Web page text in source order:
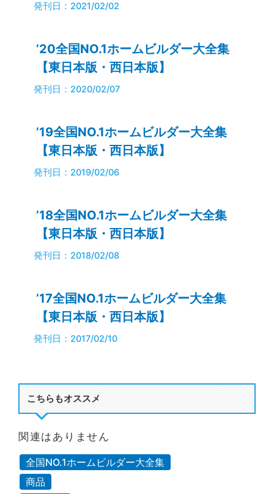
発刊日：2021/02/02
’20全国NO.1ホームビルダー大全集
【東日本版・西日本版】
発刊日：2020/02/07
’19全国NO.1ホームビルダー大全集
【東日本版・西日本版】
発刊日：2019/02/06
’18全国NO.1ホームビルダー大全集
【東日本版・西日本版】
発刊日：2018/02/08
’17全国NO.1ホームビルダー大全集
【東日本版・西日本版】
発刊日：2017/02/10
こちらもオススメ
関連はありません
全国NO.1ホームビルダー大全集
商品